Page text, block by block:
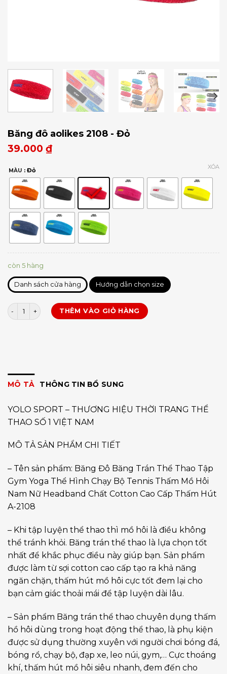
Băng đô aolikes 2108 - Đỏ
39.000 ₫
MÀU : Đỏ
XÓA
còn 5 hàng
Danh sách cửa hàng Hướng dẫn chọn size
Băng đô aolikes 2108 số lượng
THÊM VÀO GIỎ HÀNG
MÔ TẢ THÔNG TIN BỔ SUNG
YOLO SPORT – THƯƠNG HIỆU THỜI TRANG THỂ
THAO SỐ 1 VIỆT NAM
MÔ TẢ SẢN PHẨM CHI TIẾT
– Tên sản phẩm: Băng Đô Băng Trán Thể Thao Tập
Gym Yoga Thể Hình Chạy Bộ Tennis Thấm Mồ Hôi
Nam Nữ Headband Chất Cotton Cao Cấp Thấm Hút
A-2108
– Khi tập luyện thể thao thì mồ hôi là điều không
thể tránh khỏi. Băng trán thể thao là lựa chọn tốt
nhất để khắc phục điều này giúp bạn. Sản phẩm
được làm từ sợi cotton cao cấp tạo ra khả năng
ngăn chặn, thấm hút mồ hôi cực tốt đem lại cho
bạn cảm giác thoải mái để tập luyện dài lâu.
– Sản phẩm Băng trán thể thao chuyên dụng thấm
hồ hôi dùng trong hoạt động thể thao, là phụ kiện
được sử dụng thường xuyên với người chơi bóng đá,
bóng rổ, chạy bộ, đạp xe, leo núi, gym,… Cực thoáng
khí, thấm hút mồ hôi siêu nhanh, đem đến cho